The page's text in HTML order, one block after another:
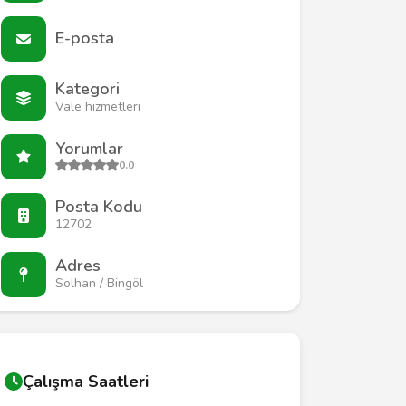
E-posta
Kategori
Vale hizmetleri
Yorumlar
0.0
Posta Kodu
12702
Adres
Solhan / Bingöl
Çalışma Saatleri